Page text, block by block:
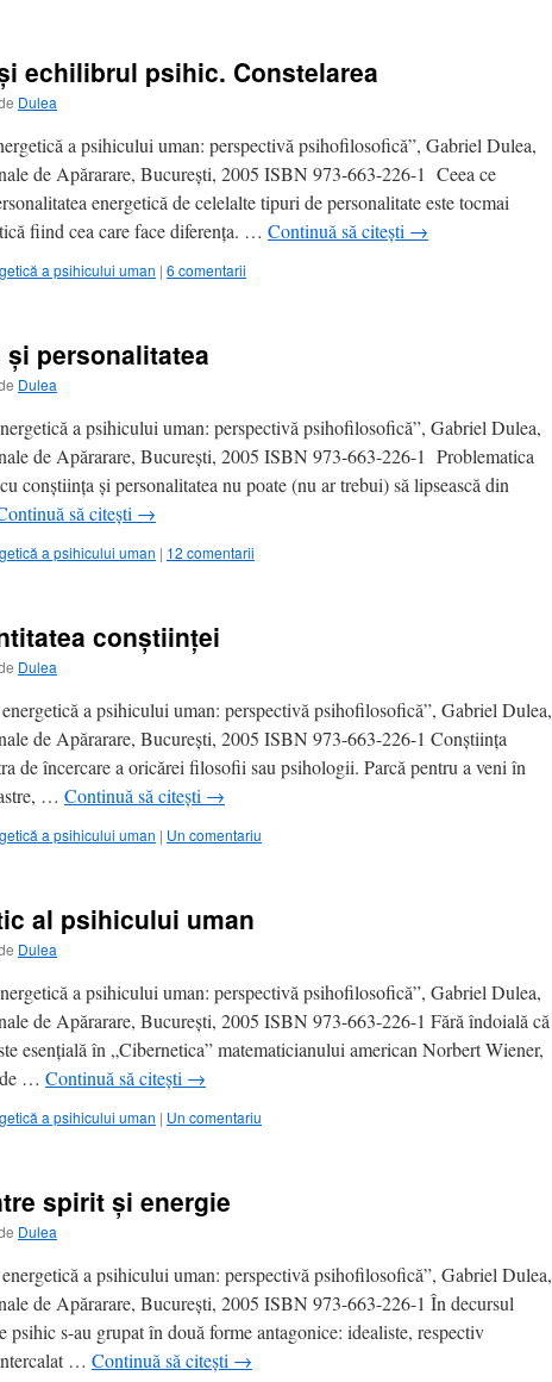
echilibrul psihic. Constelarea
Dulea
a psihicului uman: perspectivă psihofilosofică”, Gabriel Dulea,
de Apărarare, Bucureşti, 2005 ISBN 973-663-226-1 Ceea ce
energetică de celelalte tipuri de personalitate este tocmai
fiind cea care face diferenţa. … Continuă să citești →
a psihicului uman | 6 comentarii
personalitatea
Dulea
a psihicului uman: perspectivă psihofilosofică”, Gabriel Dulea,
de Apărarare, Bucureşti, 2005 ISBN 973-663-226-1 Problematica
conştiinţa şi personalitatea nu poate (nu ar trebui) să lipsească din
să citești →
a psihicului uman | 12 comentarii
conştiinţei
Dulea
a psihicului uman: perspectivă psihofilosofică”, Gabriel Dulea,
de Apărarare, Bucureşti, 2005 ISBN 973-663-226-1 Conştiinţa
de încercare a oricărei filosofii sau psihologii. Parcă pentru a veni în
… Continuă să citești →
a psihicului uman | Un comentariu
al psihicului uman
Dulea
a psihicului uman: perspectivă psihofilosofică”, Gabriel Dulea,
de Apărarare, Bucureşti, 2005 ISBN 973-663-226-1 Fără îndoială că
esenţială în „Cibernetica” matematicianului american Norbert Wiener,
… Continuă să citești →
a psihicului uman | Un comentariu
spirit şi energie
Dulea
a psihicului uman: perspectivă psihofilosofică”, Gabriel Dulea,
de Apărarare, Bucureşti, 2005 ISBN 973-663-226-1 În decursul
s-au grupat în două forme antagonice: idealiste, respectiv
… Continuă să citești →